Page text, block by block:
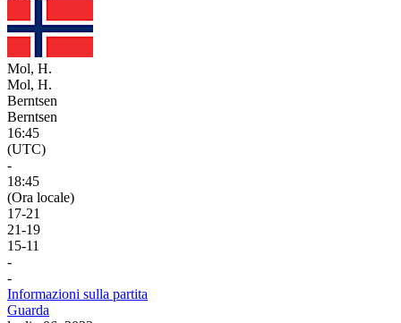
Mol, H.
Mol, H.
Berntsen
Berntsen
16:45
(UTC)
-
18:45
(Ora locale)
17-21
21-19
15-11
-
-
Informazioni sulla partita
Guarda